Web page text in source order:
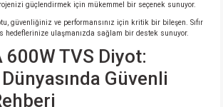
güçlendirmek için mükemmel bir seçenek sunuyor.
güvenliğiniz ve performansınız için kritik bir bileşen. Sıfır
hedeflerinize ulaşmanızda sağlam bir destek sunuyor.
600W TVS Diyot:
Güvenli